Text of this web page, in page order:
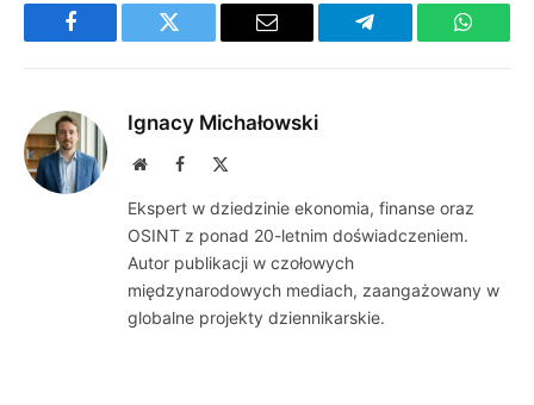
Facebook Twitter Email Telegram
Ignacy Michałowski
WebsiteFacebook
Ekspert w dziedzinie ekonomia, finanse oraz
OSINT z ponad 20-letnim doświadczeniem.
Autor publikacji w czołowych
międzynarodowych mediach, zaangażowany w
globalne projekty dziennikarskie.